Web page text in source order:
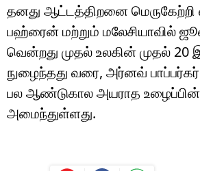
தனது ஆட்டத்திறனை மெருகேற்றி
பஹ்ரைன் மற்றும் மலேசியாவில்
வென்றது முதல் உலகின் முதல் 20
நுழைந்தது வரை, அர்னவ்
பல ஆண்டுகால அயராத
அமைந்துள்ளது.